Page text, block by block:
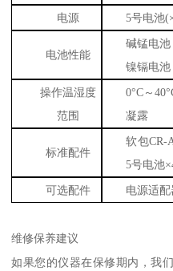
电源 5号电池
电池性能
碱锰电池
镍镉电池
操作温湿度
范围
0°C～
凝露
标准配件
软包CR-
5号电池
可选配件 电源适配
维修保养建议
如果您的仪器在保修期内，我